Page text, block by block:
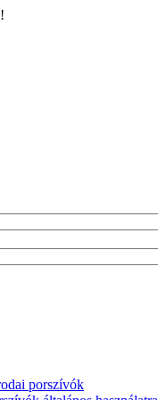
porszívók